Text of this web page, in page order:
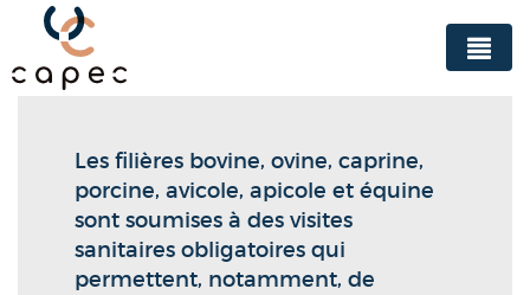
Panneau de gestion des cookies
Les filières bovine, ovine, caprine,
porcine, avicole, apicole et équine
sont soumises à des visites
sanitaires obligatoires qui
permettent, notamment, de